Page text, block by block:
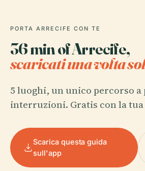
PORTA ARRECIFE CON TE
36 min of Arrecife,
scaricati una volta
5 luoghi, un unico percorso a
interruzioni. Gratis con la
Scarica questa guida
sull'app